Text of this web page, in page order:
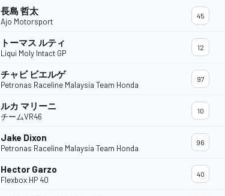
長島 哲太
Ajo Motorsport
45
トーマス ルティ
Liqui Moly Intact GP
12
チャビ ビエルゲ
Petronas Raceline Malaysia Team Honda
97
ルカ マリーニ
チームVR46
10
Jake Dixon
Petronas Raceline Malaysia Team Honda
96
Hector Garzo
Flexbox HP 40
40